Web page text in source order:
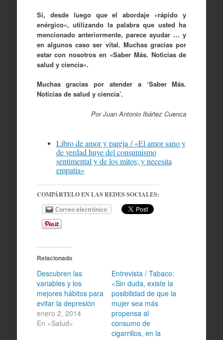
Sí, desde luego que el abordaje «rápido y
enérgico», utilizando la palabra que usted ha
mencionado anteriormente, parece ayudar … y
en algunos caso ser vital. Muchas gracias por
estar con nosotros en «Saber Más. Noticias de
salud y ciencia».
Muchas gracias por atender a ‘Saber Más.
Noticias de salud y ciencia’.
Por Juan Antonio Ibáñez Cuenca
Libro de amor y pareja / «El amor sano y
de verdad huye del consumismo
sentimental y de los mitos; y necesita
empatía»
COMPÁRTELO EN LAS REDES SOCIALES:
Correo electrónico
Relacionado
Descubren las
variables y los
mejores hábitos para
evitar la depresión
enero 2, 2014
En «Salud»
Entrevista / Tabaco:
«Sin duda, existe la
posibilidad de que la
mujer sea más
propensa al
consumo de
cigarrillos, en la